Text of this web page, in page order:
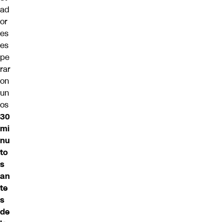
ad
or
es
es
pe
rar
on
un
os
30
mi
nu
to
s
an
te
s
de